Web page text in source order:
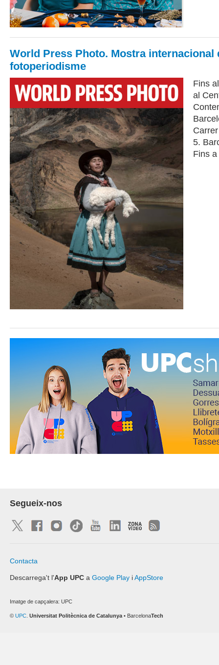
World Press Photo. Mostra internacional
fotoperiodisme
Fins
al
5.
Fins
Segueix-nos
Contacta
Descarrega't l'App UPC a Google Play iAppStore
Imatge de capçalera: UPC
© UPC Universitat Politècnica de Catalunya • BarcelonaTech